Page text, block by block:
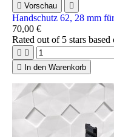
 Vorschau 
Handschutz 62, 28 mm
70,00 €
Rated out of 5 stars based
 

In den Warenkorb